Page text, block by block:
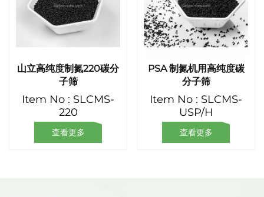
山立高纯度制氮220碳分
子筛
Item No : SLCMS-
220
查看更多
PSA 制氮机用高纯度碳
分子筛
Item No : SLCMS-
USP/H
查看更多